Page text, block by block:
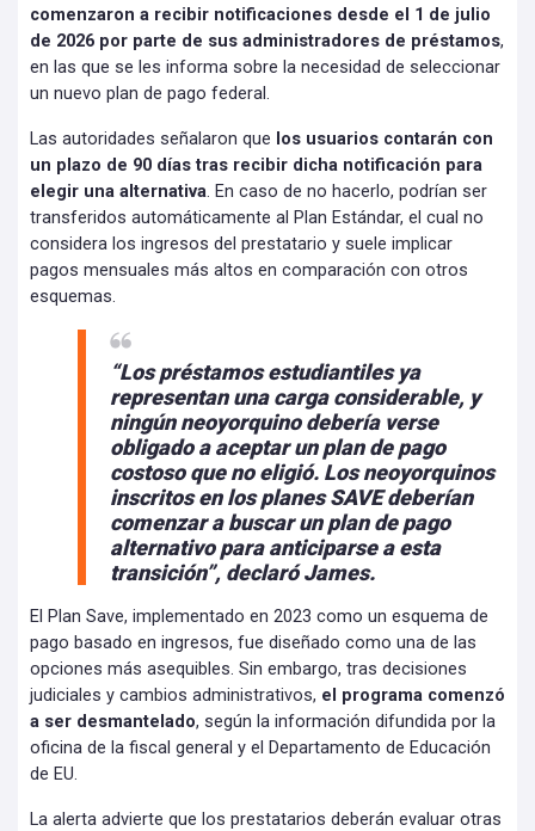
comenzaron a recibir notificaciones desde el 1 de julio
de 2026 por parte de sus administradores de préstamos,
en las que se les informa sobre la necesidad de seleccionar
un nuevo plan de pago federal.
Las autoridades señalaron que los usuarios contarán con
un plazo de 90 días tras recibir dicha notificación para
elegir una alternativa. En caso de no hacerlo, podrían ser
transferidos automáticamente al Plan Estándar, el cual no
considera los ingresos del prestatario y suele implicar
pagos mensuales más altos en comparación con otros
esquemas.
“Los préstamos estudiantiles ya
representan una carga considerable, y
ningún neoyorquino debería verse
obligado a aceptar un plan de pago
costoso que no eligió. Los neoyorquinos
inscritos en los planes SAVE deberían
comenzar a buscar un plan de pago
alternativo para anticiparse a esta
transición”, declaró James.
El Plan Save, implementado en 2023 como un esquema de
pago basado en ingresos, fue diseñado como una de las
opciones más asequibles. Sin embargo, tras decisiones
judiciales y cambios administrativos, el programa comenzó
a ser desmantelado, según la información difundida por la
oficina de la fiscal general y el Departamento de Educación
de EU.
La alerta advierte que los prestatarios deberán evaluar otras